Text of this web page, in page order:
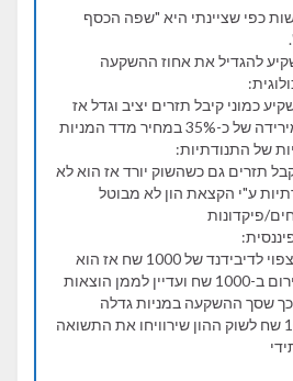
כפי שציינתי היא "שפה הכסף
להגדיל את אחוז ההשקעה
כמוני קיבל תזרים יציב וגדל אז
במחיר מדד המניות
של התנודתיות:
תזרים גם כשהשוק יורד אז הוא לא
ע"י הקצאת הון לא מבוטל
פיקדונות
* כשמשקיע יודע שהוא צפוי לדיבידנד של 1000 שח אז הוא
יכול להקטין את קרן החירום ב-1000 שח ועדיין לממן הוצאות
כך שסך ההשקעה במניות גדלה
ולהפנות את אותם 1000 שח לשוק ההון שירוויחו את התשואה